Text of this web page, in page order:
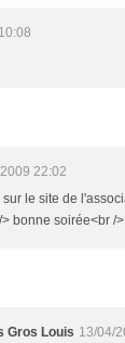
22:02
le site de
bonne soirée<br /
Gros Louis 13/04/